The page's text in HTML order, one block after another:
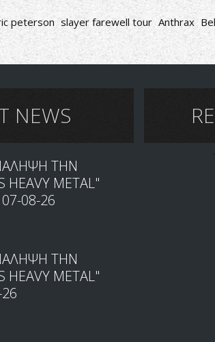
peterson slayer farewell tour Anthrax
NEWS
ΤΗΝ
METAL"
08-26
ΤΗΝ
METAL"